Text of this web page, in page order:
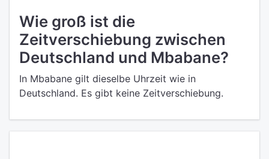
Wie groß ist die
Zeitverschiebung zwischen
Deutschland und Mbabane?
In Mbabane gilt dieselbe Uhrzeit wie in
Deutschland. Es gibt keine Zeitverschiebung.